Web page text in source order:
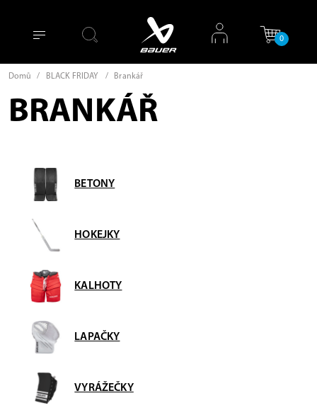
0
Domů / BLACK FRIDAY / Brankář
BRANKÁŘ
BETONY
HOKEJKY
KALHOTY
LAPAČKY
VYRÁŽEČKY